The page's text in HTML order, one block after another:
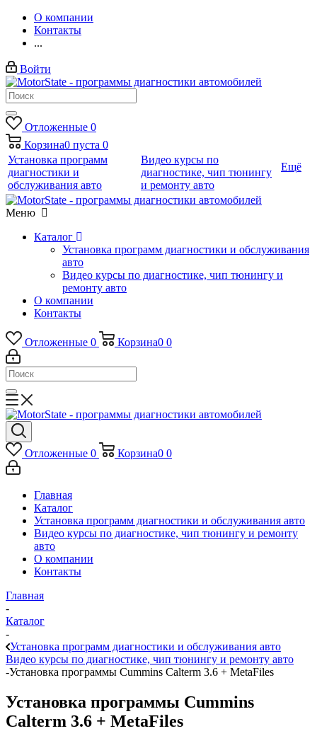
О компании
Контакты
...
Войти
Отложенные 0
Корзина0 пуста 0
Установка программ
диагностики и
обслуживания авто
Видео курсы по
диагностике, чип тюнингу
и ремонту авто
Ещё
Меню
Каталог
Установка программ диагностики и обслуживания
авто
Видео курсы по диагностике, чип тюнингу и
ремонту авто
О компании
Контакты
Отложенные 0 Корзина0 0
Отложенные 0 Корзина0 0
Главная
Каталог
Установка программ диагностики и обслуживания авто
Видео курсы по диагностике, чип тюнингу и ремонту
авто
О компании
Контакты
Главная
-
Каталог
-
Установка программ диагностики и обслуживания авто
Видео курсы по диагностике, чип тюнингу и ремонту авто
-Установка программы Cummins Calterm 3.6 + MetaFiles
Установка программы Cummins
Calterm 3.6 + MetaFiles